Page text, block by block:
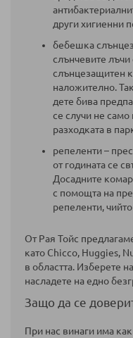
други хигиенни
бебешка
слънчевите лъчи
слънцезащитен
наложително.
дете бива
се случи не
разходката в
репеленти –
от годината се
Досадните
с помощта на
репеленти,
От Рая Тойс
като Chicco, Huggies,
в областта. Изберете
насладете на едно
Защо да се
При нас винаги има